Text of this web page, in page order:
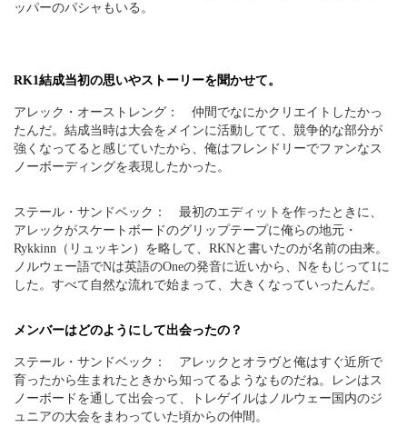
ッパーのパシャもいる。
RK1結成当初の思いやストーリーを聞かせて。
アレック・オーストレング： 仲間でなにかクリエイトしたかっ
たんだ。結成当時は大会をメインに活動してて、競争的な部分が
強くなってると感じていたから、俺はフレンドリーでファンなス
ノーボーディングを表現したかった。
ステール・サンドベック： 最初のエディットを作ったときに、
アレックがスケートボードのグリップテープに俺らの地元・
Rykkinn（リュッキン）を略して、RKNと書いたのが名前の由来。
ノルウェー語でNは英語のOneの発音に近いから、Nをもじって1に
した。すべて自然な流れで始まって、大きくなっていったんだ。
メンバーはどのようにして出会ったの？
ステール・サンドベック： アレックとオラヴと俺はすぐ近所で
育ったから生まれたときから知ってるようなものだね。レンはス
ノーボードを通して出会って、トレゲイルはノルウェー国内のジ
ュニアの大会をまわっていた頃からの仲間。